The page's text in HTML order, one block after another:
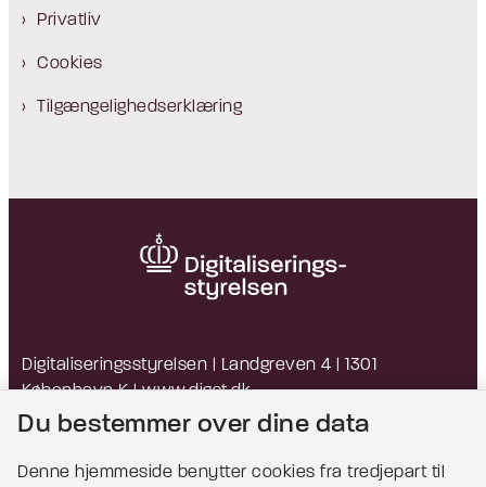
Privatliv
Cookies
Tilgængelighedserklæring
Digitaliseringsstyrelsen | Landgreven 4 | 1301
København K |www.digst.dk
EAN: 5798009814203 | CVR: 34051178
Du bestemmer over dine data
Denne hjemmeside benytter cookies fra tredjepart til